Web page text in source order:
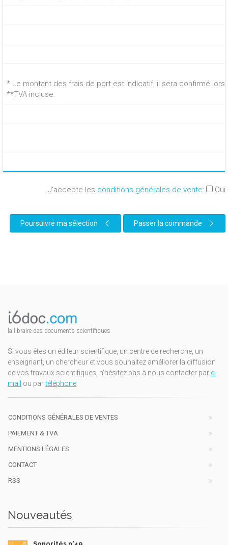
* Le montant des frais de port est indicatif, il sera confirmé
**TVA incluse.
J'accepte les conditions générales de vente: Oui
Poursuivre ma sélection Passer la commande
la libraire des documents scientifiques
Si vous êtes un éditeur scientifique, un centre de recherche, un
enseignant, un chercheur et vous souhaitez améliorer la diffusion
de vos travaux scientifiques, n'hésitez pas à nous contacter par e-
mail ou partéléphone.
CONDITIONS GÉNÉRALES DE VENTES
PAIEMENT & TVA
MENTIONS LÉGALES
CONTACT
RSS
Nouveautés